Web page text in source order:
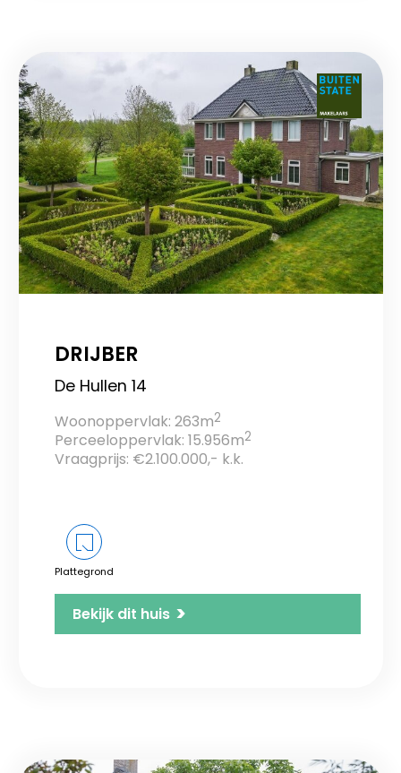
DRIJBER
De Hullen 14
Woonoppervlak: 263m2
Perceeloppervlak: 15.956m2
Vraagprijs: €2.100.000,- k.k.
Plattegrond
Bekijk dit huis >